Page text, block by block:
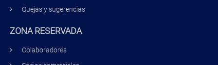
Quejas y sugerencias
ZONA RESERVADA
Colaboradores